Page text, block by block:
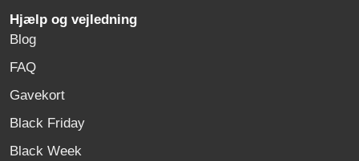
Hjælp og vejledning
Blog
FAQ
Gavekort
Black Friday
Black Week